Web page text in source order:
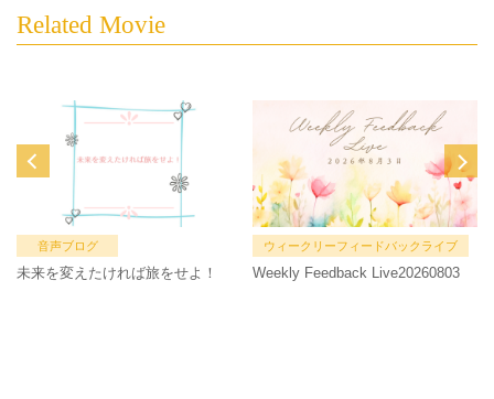
Related Movie
音声ブログ
未来を変えたければ旅をせよ！
ウィークリーフィードバックライブ
Weekly Feedback Live20260803